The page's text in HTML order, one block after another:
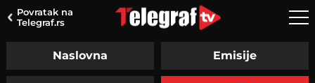
Povratak na
Telegraf.rs
Naslovna Emisije